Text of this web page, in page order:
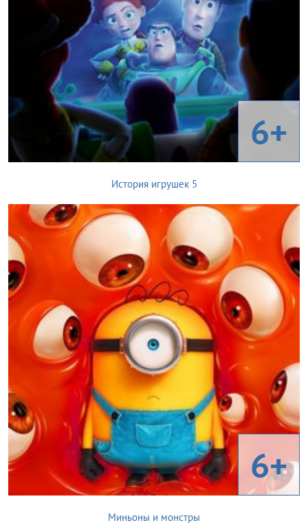
6+
История игрушек 5
6+
Миньоны и монстры